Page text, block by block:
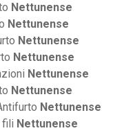
Nettunense
Nettunense
Nettunense
Nettunense
Nettunense
Nettunense
Nettunense
fili Nettunense